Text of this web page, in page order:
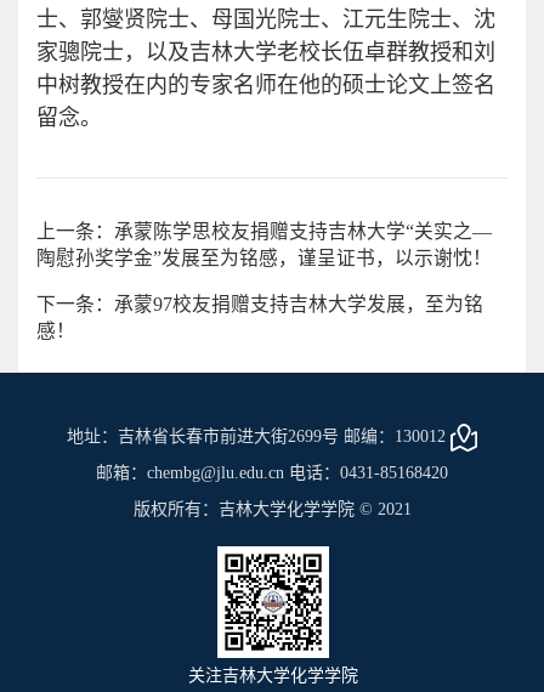
士、郭燮贤院士、母国光院士、江元生院士、沈
家骢院士，以及吉林大学老校长伍卓群教授和刘
中树教授在内的专家名师在他的硕士论文上签名
留念。
上一条：承蒙陈学思校友捐赠支持吉林大学“关实之—
陶慰孙奖学金”发展至为铭感，谨呈证书，以示谢忱！
下一条：承蒙97校友捐赠支持吉林大学发展，至为铭
感！
地址：吉林省长春市前进大街2699号 邮编：130012
邮箱：chembg@jlu.edu.cn 电话：0431-85168420
版权所有：吉林大学化学学院 © 2021
关注吉林大学化学学院